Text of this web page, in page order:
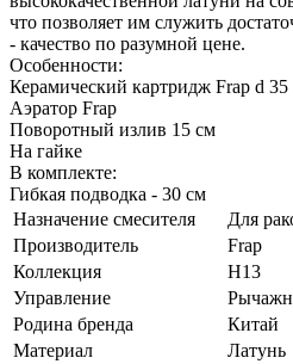
что позволяет им служить
- качество по разумной цене.
Особенности:
Керамический картридж Frap d
Аэратор Frap
Поворотный излив 15 см
На гайке
В комплекте:
Гибкая подводка - 30 см
Назначение смесителя
Для
Производитель
Frap
Коллекция
H13
Управление
Родина бренда
Китай
Материал
Латунь